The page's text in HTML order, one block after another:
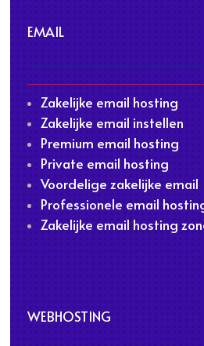
EMAIL
Zakelijke email hosting
Zakelijke email instellen
Premium email hosting
Private email hosting
Voordelige zakelijke email
Professionele email
Zakelijke email hosting
WEBHOSTING